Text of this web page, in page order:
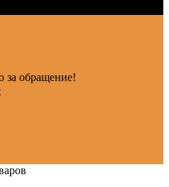
за обращение!